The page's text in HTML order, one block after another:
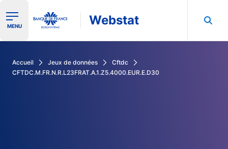
Ouvrir le menu de navigation
MENU Webstat
Accueil Jeux de données
Cftdc
CFTDC.M.FR.N.R.L23FRAT.A.1.Z5.4000.EUR.E.D30